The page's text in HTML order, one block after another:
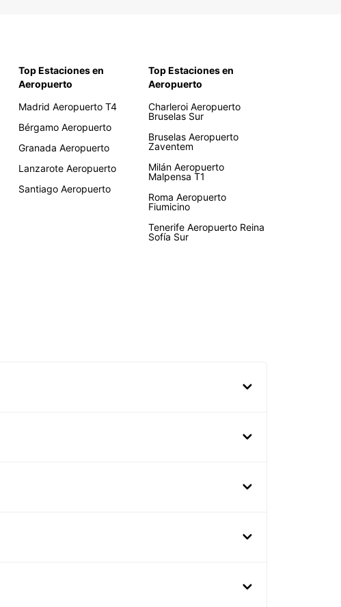
Top Estaciones en
Aeropuerto
Madrid Aeropuerto T4
Bérgamo Aeropuerto
Granada Aeropuerto
Lanzarote Aeropuerto
Santiago Aeropuerto
Top Estaciones en
Aeropuerto
Charleroi Aeropuerto
Bruselas Sur
Bruselas Aeropuerto
Zaventem
Milán Aeropuerto
Malpensa T1
Roma Aeropuerto
Fiumicino
Tenerife Aeropuerto Reina
Sofía Sur